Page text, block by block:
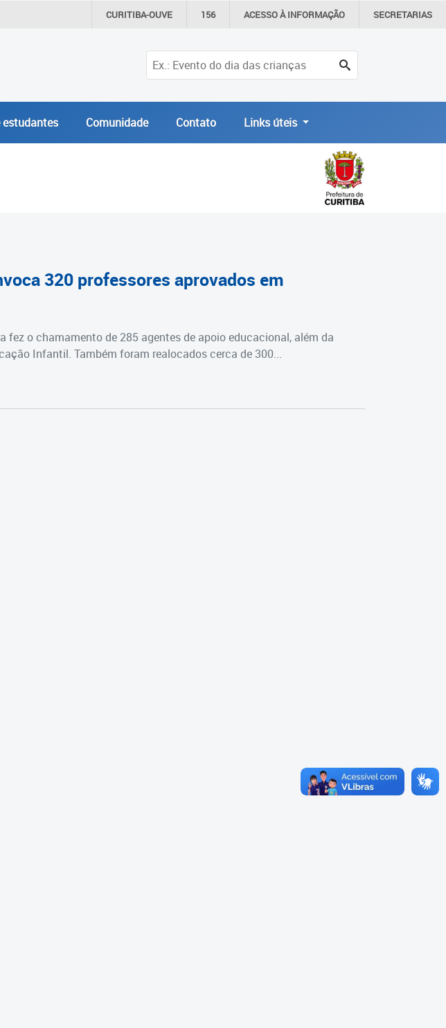
CURITIBA-OUVE 156 ACESSO ÀINFORMAÇÃO SECRETARIAS
estudantes Comunidade Contato Links úteis
320 professores aprovados em
fez o chamamento de 285 agentes de apoio educacional, além da
Infantil. Também foram realocados cerca de 300...